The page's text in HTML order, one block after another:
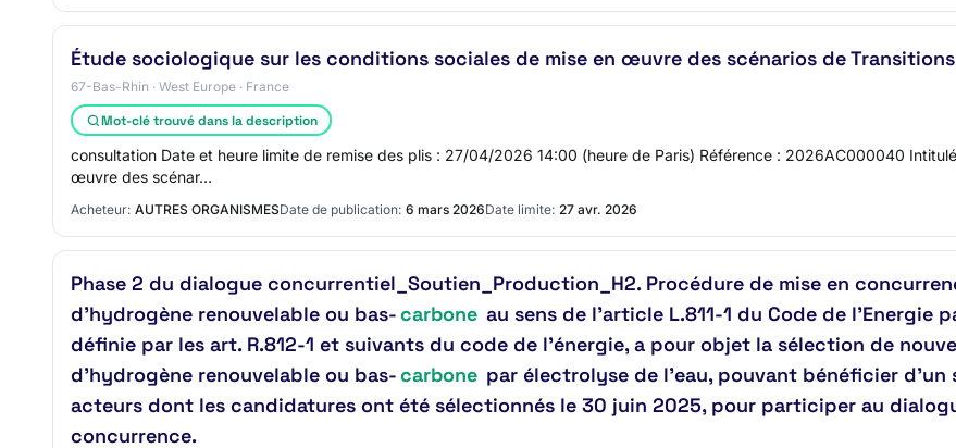
Étude sociologique sur les conditions sociales de mise en œuvre des scénarios de Transitions
67-Bas-Rhin · West Europe · France
Mot-clé trouvé dans la description
consultation Date et heure limite de remise des plis : 27/04/2026 14:00 (heure de Paris) Référence : 2026AC000040
œuvre des scénar…
Acheteur: AUTRES ORGANISMESDate de publication: 6 mars 2026Date limite: 27 avr. 2026
Phase 2 du dialogue concurrentiel_Soutien_Production_H2. Procédure de mise en
d’hydrogène renouvelable ou bas-carbone au sens de l’article L.811-1 du Code de l’Energie
définie par les art. R.812-1 et suivants du code de l’énergie, a pour objet la sélection de
d’hydrogène renouvelable ou bas-carbone par électrolyse de l'eau, pouvant bénéficier
acteurs dont les candidatures ont été sélectionnés le 30 juin 2025, pour participer au
concurrence.